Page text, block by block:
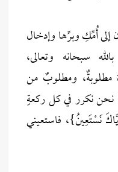
أُمِّكِ وبرِّها وإدخال
سبحانه وتعالى،
مطلوبةٌ، ومطلوبٌ من
نحن نكرر في كل ركعةٍ
نَسْتَعِينُ}، فاستعيني